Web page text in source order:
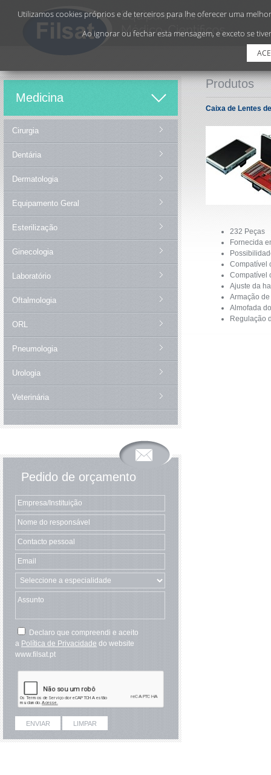
Medicina
Cirurgia
Dentária
Dermatologia
Equipamento Geral
Esterilização
Ginecologia
Laboratório
Oftalmologia
ORL
Pneumologia
Urologia
Veterinária
Pedido de orçamento
Declaro que compreendi e aceito
a Política de Privacidade do website
www.filsat.pt
Produtos
Caixa de Lentes
232 Peças
Fornecida
Compatível
Compatível
Ajuste da
Armação
Almofada
Regulação
Utilizamos cookies próprios e de terceiros para lhe oferecer uma
Ao ignorar ou fechar esta mensagem, e exceto se